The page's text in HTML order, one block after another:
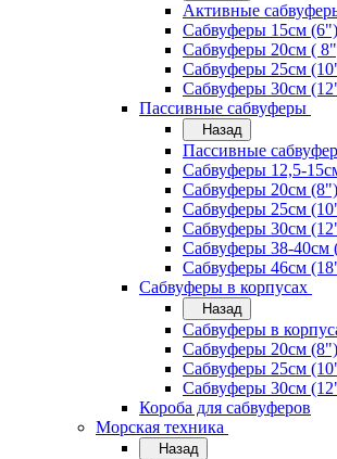
Активные
Сабвуферы 15см (6")
Сабвуферы 20см (
Сабвуферы 25см
Сабвуферы 30см
Пассивные сабвуферы
Назад
Пассивные
Сабвуферы 12,5-
Сабвуферы 20см (8")
Сабвуферы 25см
Сабвуферы 30см
Сабвуферы 38-40см
Сабвуферы 46см
Сабвуферы в корпусах
Назад
Сабвуферы в
Сабвуферы 20см (8")
Сабвуферы 25см
Сабвуферы 30см
Короба для сабвуферов
Морская техника
Назад